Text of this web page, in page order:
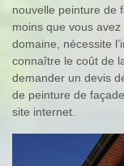
nouvelle peinture de
moins que vous
domaine, nécessite
connaître le coût de
demander un devis
de peinture de
site internet.